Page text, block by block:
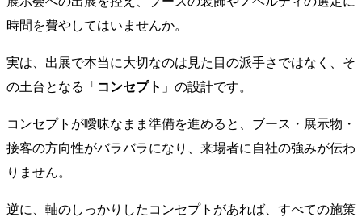
時間を費やしてはいませんか。
実は、出展で本当に大切なのは見た目の派手さではなく、そ
の土台となる「 コンセプト 」の設計です。
コンセプトが曖昧なまま準備を進めると、ブース・展示物・
接客の方向性がバラバラになり、来場者に自社の強みが伝わ
りません。
逆に、軸のしっかりしたコンセプトがあれば、すべての施策